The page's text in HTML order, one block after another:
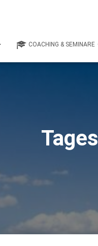
COACHING & SEMINARE